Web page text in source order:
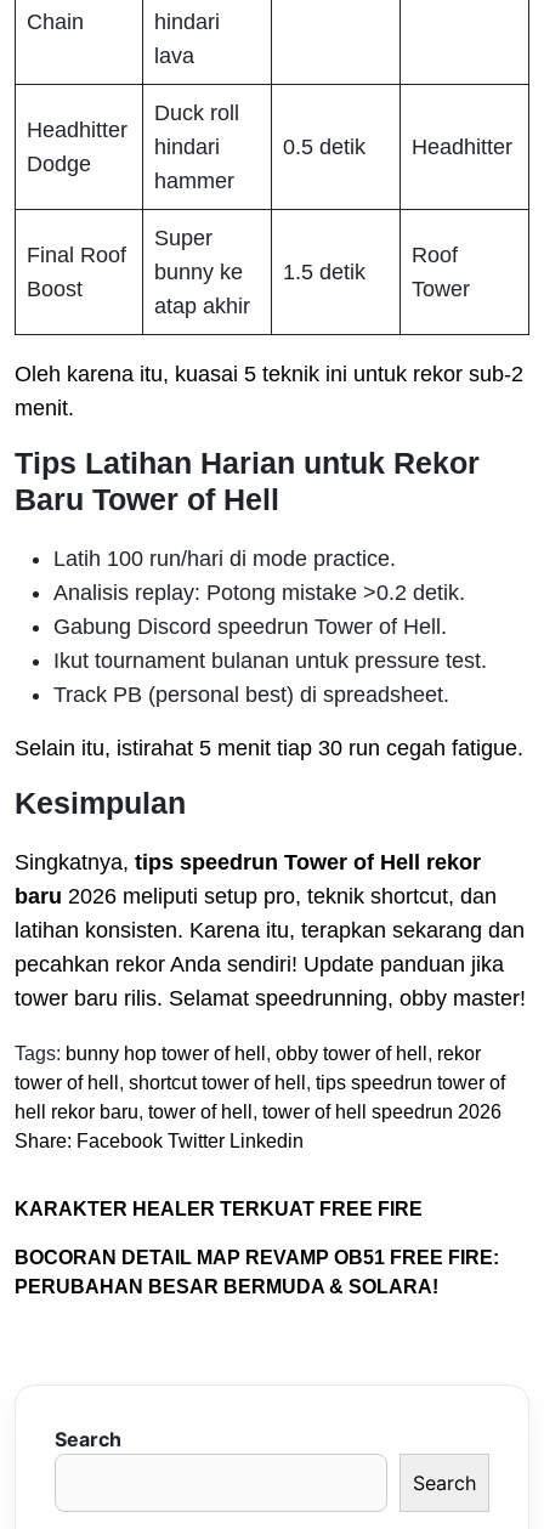
Chain
hindari
lava
Headhitter
Dodge
Duck roll
hindari
hammer
0.5 detik Headhitter
Final Roof
Boost
Super
bunny ke
atap akhir
1.5 detik
Roof
Tower
Oleh karena itu, kuasai 5 teknik ini untuk rekor sub-2
menit.
Tips Latihan Harian untuk Rekor
Baru Tower of Hell
Latih 100 run/hari di mode practice.
Analisis replay: Potong mistake >0.2 detik.
Gabung Discord speedrun Tower of Hell.
Ikut tournament bulanan untuk pressure test.
Track PB (personal best) di spreadsheet.
Selain itu, istirahat 5 menit tiap 30 run cegah fatigue.
Kesimpulan
Singkatnya, tips speedrun Tower of Hell rekor
baru 2026 meliputi setup pro, teknik shortcut, dan
latihan konsisten. Karena itu, terapkan sekarang dan
pecahkan rekor Anda sendiri! Update panduan jika
tower baru rilis. Selamat speedrunning, obby master!
Tags: bunny hop tower of hell , obby tower of hell , rekor
tower of hell , shortcut tower of hell , tips speedrun tower of
hell rekor baru, tower of hell , tower of hell speedrun 2026
Share: Facebook Twitter Linkedin
KARAKTER HEALER TERKUAT FREE FIRE
BOCORAN DETAIL MAP REVAMP OB51 FREE FIRE:
PERUBAHAN BESAR BERMUDA & SOLARA!
Search
Search